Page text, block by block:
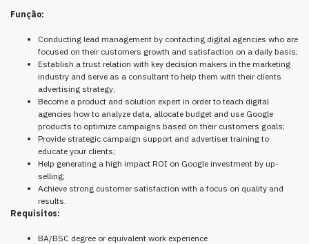
Função:
Conducting lead management by contacting digital agencies who are
focused on their customers growth and satisfaction on a daily basis;
Establish a trust relation with key decision makers in the marketing
industry and serve as a consultant to help them with their clients
advertising strategy;
Become a product and solution expert in order to teach digital
agencies how to analyze data, allocate budget and use Google
products to optimize campaigns based on their customers goals;
Provide strategic campaign support and advertiser training to
educate your clients;
Help generating a high impact ROI on Google investment by up-
selling;
Achieve strong customer satisfaction with a focus on quality and
results.
Requisitos:
BA/BSC degree or equivalent work experience